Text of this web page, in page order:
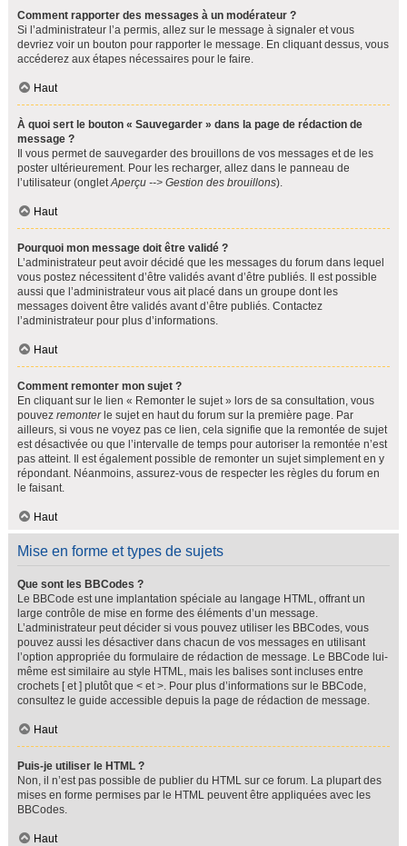
Comment rapporter des messages à un modérateur ?
Si l’administrateur l’a permis, allez sur le message à signaler et vous
devriez voir un bouton pour rapporter le message. En cliquant dessus, vous
accéderez aux étapes nécessaires pour le faire.
Haut
À quoi sert le bouton « Sauvegarder » dans la page de rédaction de
message ?
Il vous permet de sauvegarder des brouillons de vos messages et de les
poster ultérieurement. Pour les recharger, allez dans le panneau de
l’utilisateur (ongletAperçu --> Gestion des brouillons).
Haut
Pourquoi mon message doit être validé ?
L’administrateur peut avoir décidé que les messages du forum dans lequel
vous postez nécessitent d’être validés avant d’être publiés. Il est possible
aussi que l’administrateur vous ait placé dans un groupe dont les
messages doivent être validés avant d’être publiés. Contactez
l’administrateur pour plus d’informations.
Haut
Comment remonter mon sujet ?
En cliquant sur le lien « Remonter le sujet » lors de sa consultation, vous
pouvez remonterle sujet en haut du forum sur la première page. Par
ailleurs, si vous ne voyez pas ce lien, cela signifie que la remontée de sujet
est désactivée ou que l’intervalle de temps pour autoriser la remontée n’est
pas atteint. Il est également possible de remonter un sujet simplement en y
répondant. Néanmoins, assurez-vous de respecter les règles du forum en
le faisant.
Haut
Mise en forme et types de sujets
Que sont les BBCodes ?
Le BBCode est une implantation spéciale au langage HTML, offrant un
large contrôle de mise en forme des éléments d’un message.
L’administrateur peut décider si vous pouvez utiliser les BBCodes, vous
pouvez aussi les désactiver dans chacun de vos messages en utilisant
l’option appropriée du formulaire de rédaction de message. Le BBCode lui-
même est similaire au style HTML, mais les balises sont incluses entre
crochets [ et ] plutôt que < et >. Pour plus d’informations sur le BBCode,
consultez le guide accessible depuis la page de rédaction de message.
Haut
Puis-je utiliser le HTML ?
Non, il n’est pas possible de publier du HTML sur ce forum. La plupart des
mises en forme permises par le HTML peuvent être appliquées avec les
BBCodes.
Haut